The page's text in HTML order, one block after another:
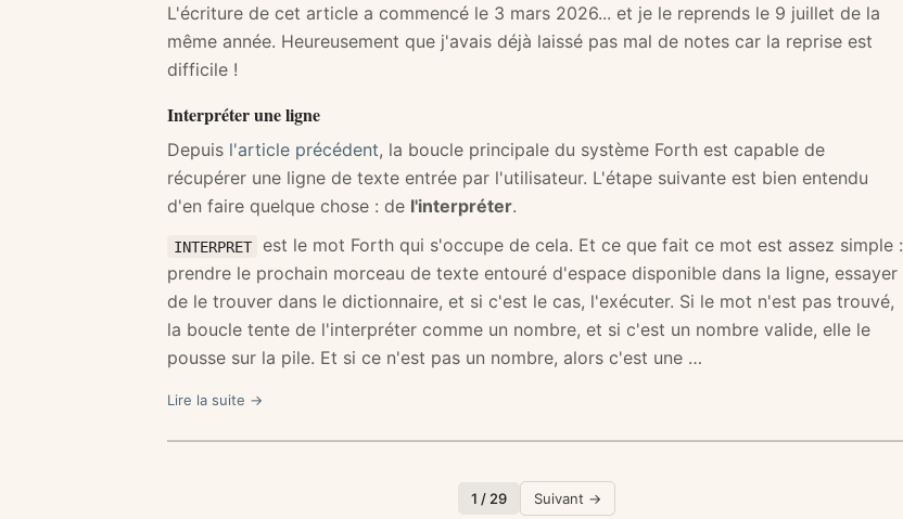
L'écriture de cet article a commencé le 3 mars 2026... et je le reprends le 9 juillet de la
même année. Heureusement que j'avais déjà laissé pas mal de notes car la reprise est
difficile !
Interpréter une ligne
Depuis l'article précédent, la boucle principale du système Forth est capable de
récupérer une ligne de texte entrée par l'utilisateur. L'étape suivante est bien entendu
d'en faire quelque chose : de l'interpréter.
INTERPRET
est le mot Forth qui s'occupe de cela. Et ce que fait ce mot est assez simple :
prendre le prochain morceau de texte entouré d'espace disponible dans la ligne, essayer
de le trouver dans le dictionnaire, et si c'est le cas, l'exécuter. Si le mot n'est pas trouvé,
la boucle tente de l'interpréter comme un nombre, et si c'est un nombre valide, elle le
pousse sur la pile. Et si ce n'est pas un nombre, alors c'est une …
Lire la suite →
1 / 29 Suivant →